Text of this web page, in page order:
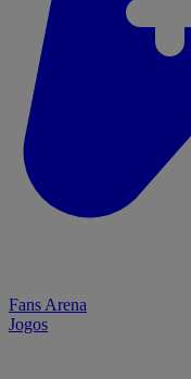
Fans Arena
Jogos